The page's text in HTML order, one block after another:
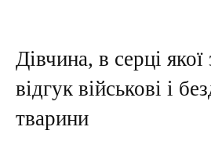
Дівчина, в серці
відгук військові і
тварини